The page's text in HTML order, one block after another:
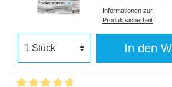
Informationen zur
Produktsicherheit
In den